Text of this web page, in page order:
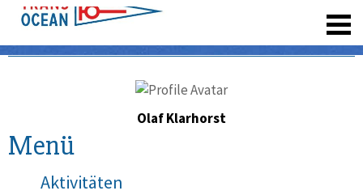
Olaf Klarhorst
Menü
Aktivitäten